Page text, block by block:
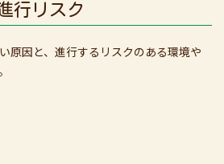
行リスク
原因と、進行するリスクのある環境や